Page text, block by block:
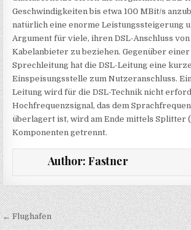
Geschwindigkeiten bis etwa 100 MBit/s
natürlich eine enorme Leistungssteigerung
Argument für viele, ihren DSL-Anschluss von
Kabelanbieter zu beziehen. Gegenüber
Sprechleitung hat die DSL-Leitung eine
Einspeisungsstelle zum Nutzeranschluss.
Leitung wird für die DSL-Technik nicht
Hochfrequenzsignal, das dem
überlagert ist, wird am Ende mittels Splitter
Komponenten getrennt.
Author: Fastner
Beitragsnavigation
← Flughafen